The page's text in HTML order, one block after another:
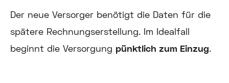
Der neue Versorger benötigt die Daten für die
spätere Rechnungserstellung. Im Idealfall
beginnt die Versorgung pünktlich zum Einzug.